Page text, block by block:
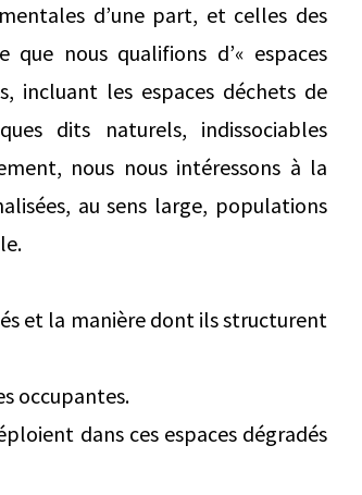
d’une part, et celles des
que nous qualifions d’« espaces
incluant les espaces déchets de
dits naturels, indissociables
nous nous intéressons à la
au sens large, populations
et la manière dont ils structurent
occupantes.
dans ces espaces dégradés